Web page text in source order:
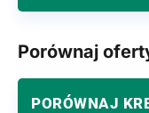
Porównaj
PORÓWNAJ